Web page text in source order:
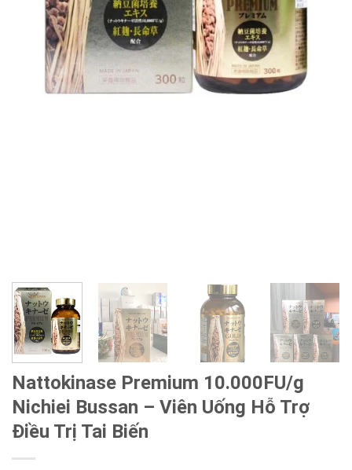
Nattokinase Premium 10.000FU/g
Nichiei Bussan – Viên Uống Hỗ Trợ
Điều Trị Tai Biến